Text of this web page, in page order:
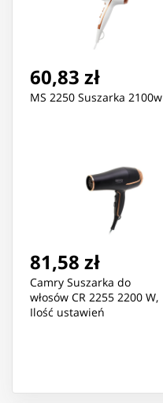
60,83 zł
MS 2250 Suszarka 2100w
81,58 zł
Camry Suszarka do
włosów CR 2255 2200 W,
Ilość ustawień